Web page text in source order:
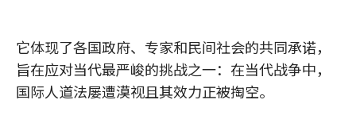
它体现了各国政府、专家和民间社会的共同承诺，
旨在应对当代最严峻的挑战之一：在当代战争中，
国际人道法屡遭漠视且其效力正被掏空。